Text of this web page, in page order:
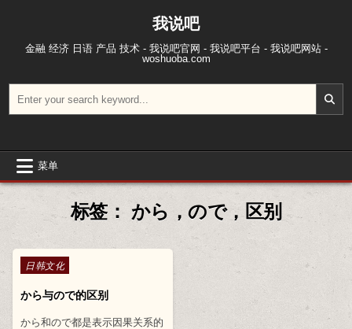
我说吧
金融 经济 日语 产品 技术 - 我说吧官网 - 我说吧平台 - 我说吧网站 -
woshuoba.com
菜单
标签： から，ので，区别
Posted in
日韩文化
から与ので的区别
から和ので都是表示因果关系的